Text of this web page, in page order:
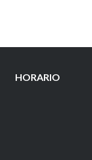
HORARIO